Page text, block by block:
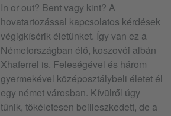
In or out? Bent vagy kint? A
hovatartozással kapcsolatos kérdések
végigkísérik életünket. Így van ez a
Németországban élő, koszovói albán
Xhaferrel is. Feleségével és három
gyermekével középosztálybeli életet él
egy német városban. Kívülről úgy
tűnik, tökéletesen beilleszkedett, de a